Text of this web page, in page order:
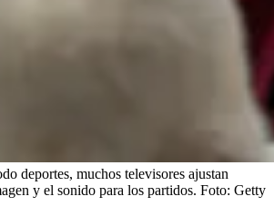
deportes, muchos televisores ajustan
y el sonido para los partidos. Foto: Getty